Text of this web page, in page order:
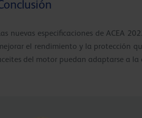
nuevas especificaciones de ACEA
el rendimiento y la protección
del motor puedan adaptarse a